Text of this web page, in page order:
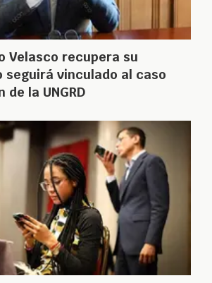
Velasco recupera su
seguirá vinculado al caso
la UNGRD